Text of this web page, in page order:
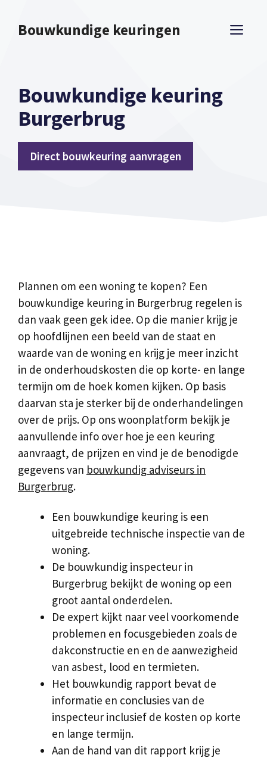
naarBouwkundige keuringen
Bouwkundige keuring
Burgerbrug
Direct bouwkeuring aanvragen
Plannen om een woning te kopen? Een
bouwkundige keuring in Burgerbrug regelen is
dan vaak geen gek idee. Op die manier krijg je
op hoofdlijnen een beeld van de staat en
waarde van de woning en krijg je meer inzicht
in de onderhoudskosten die op korte- en lange
termijn om de hoek komen kijken. Op basis
daarvan sta je sterker bij de onderhandelingen
over de prijs. Op ons woonplatform bekijk je
aanvullende info over hoe je een keuring
aanvraagt, de prijzen en vind je de benodigde
gegevens van bouwkundig adviseurs in
Burgerbrug.
Een bouwkundige keuring is een
uitgebreide technische inspectie van de
woning.
De bouwkundig inspecteur in
Burgerbrug bekijkt de woning op een
groot aantal onderdelen.
De expert kijkt naar veel voorkomende
problemen en focusgebieden zoals de
dakconstructie en en de aanwezigheid
van asbest, lood en termieten.
Het bouwkundig rapport bevat de
informatie en conclusies van de
inspecteur inclusief de kosten op korte
en lange termijn.
Aan de hand van dit rapport krijg je